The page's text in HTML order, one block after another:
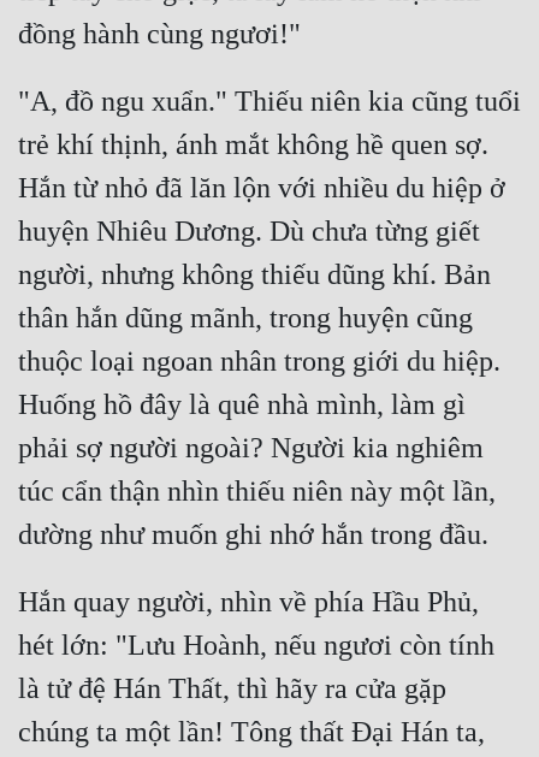
"A, đồ ngu xuẩn." Thiếu niên kia cũng tuổi
trẻ khí thịnh, ánh mắt không hề quen sợ.
Hắn từ nhỏ đã lăn lộn với nhiều du hiệp ở
huyện Nhiêu Dương. Dù chưa từng giết
người, nhưng không thiếu dũng khí. Bản
thân hắn dũng mãnh, trong huyện cũng
thuộc loại ngoan nhân trong giới du hiệp.
Huống hồ đây là quê nhà mình, làm gì
phải sợ người ngoài? Người kia nghiêm
túc cẩn thận nhìn thiếu niên này một lần,
Hắn quay người, nhìn về phía Hầu Phủ,
hét lớn: "Lưu Hoành, nếu ngươi còn tính
là tử đệ Hán Thất, thì hãy ra cửa gặp
chúng ta một lần! Tông thất Đại Hán ta,